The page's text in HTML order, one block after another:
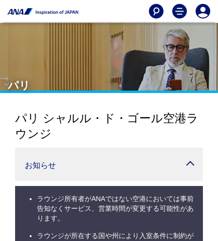
パリ
パリ シャルル・ド・ゴール空港ラ
ウンジ
お知らせ
ラウンジ所有者がANAではない空港においては事前
告知なくサービス、営業時間が変更する可能性があ
ります。
ラウンジが所在する国や州により入室条件に制約が